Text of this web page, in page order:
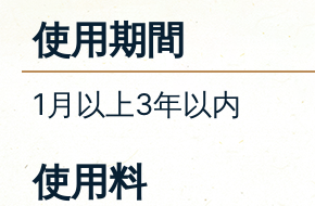
使用期間
1月以上3年以内
使用料